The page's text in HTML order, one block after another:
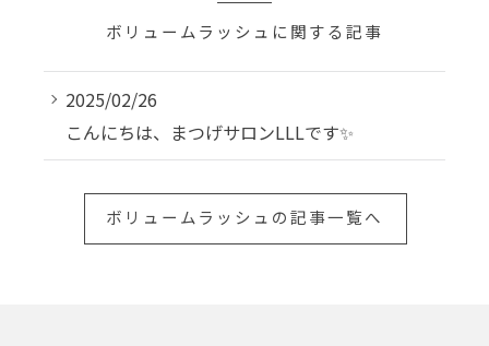
ボリュームラッシュに関する記事
2025/02/26
こんにちは、まつげサロンLLLです✨
ボリュームラッシュの記事一覧へ